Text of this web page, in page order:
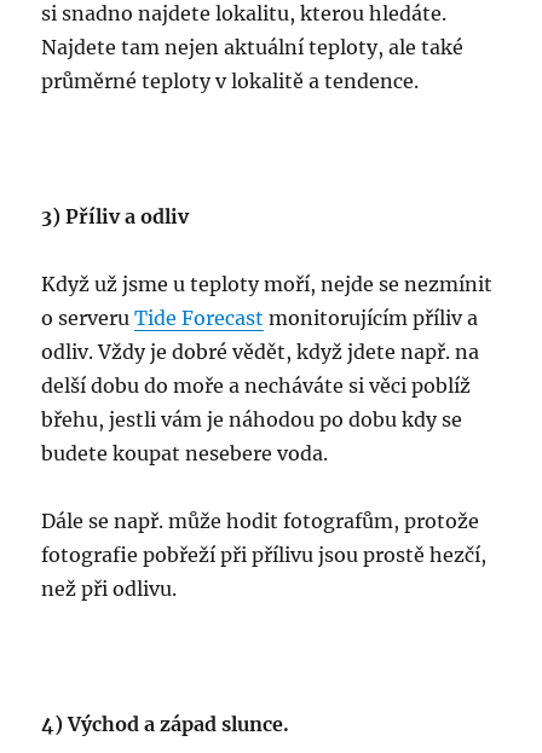
si snadno najdete lokalitu, kterou hledáte.
Najdete tam nejen aktuální teploty, ale také
průměrné teploty v lokalitě a tendence.
3) Příliv a odliv
Když už jsme u teploty moří, nejde se nezmínit
o serveruTide Forecast monitorujícím příliv a
odliv. Vždy je dobré vědět, když jdete např. na
delší dobu do moře a necháváte si věci poblíž
břehu, jestli vám je náhodou po dobu kdy se
budete koupat nesebere voda.
Dále se např. může hodit fotografům, protože
fotografie pobřeží při přílivu jsou prostě hezčí,
než při odlivu.
4) Východ a západ slunce.